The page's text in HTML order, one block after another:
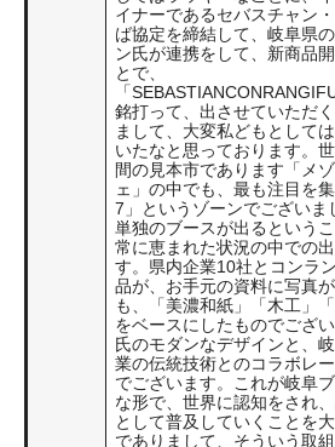
イナーであるセバスチャン
ば協定を締結して、岐阜県
ン氏が連携をして、新商品
とで、
「
銘打って、出させていただ
まして、大変私どもとして
いたなと思っております。
間の見本市であります「メ
ェ」の中でも、最も注目を
7」というゾーンでございま
単独のブースが出るという
常に恵まれた状況の中での
す。県内企業10社とコンラ
品が、お手元の資料に写真
も、「美濃和紙」「木工」
をベースにしたものでござ
氏のモダンなデザインと、
業の伝統技術とのコラボレ
でございます。これが岐阜
な形で、世界に認知をされ
として普及していくことを
でありまして、そういう取